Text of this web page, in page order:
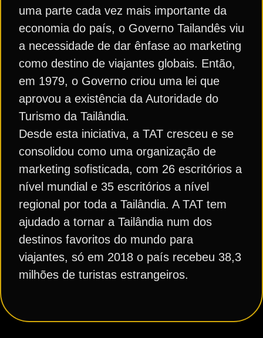
uma parte cada vez mais importante da
economia do país, o Governo Tailandês viu
a necessidade de dar ênfase ao marketing
como destino de viajantes globais. Então,
em 1979, o Governo criou uma lei que
aprovou a existência da Autoridade do
Turismo da Tailândia.
Desde esta iniciativa, a TAT cresceu e se
consolidou como uma organização de
marketing sofisticada, com 26 escritórios a
nível mundial e 35 escritórios a nível
regional por toda a Tailândia. A TAT tem
ajudado a tornar a Tailândia num dos
destinos favoritos do mundo para
viajantes, só em 2018 o país recebeu 38,3
milhões de turistas estrangeiros.